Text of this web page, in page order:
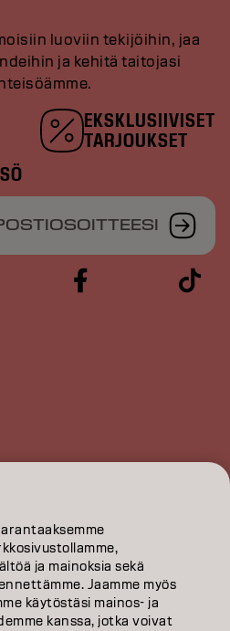
luoviin tekijöihin, jaa
ja kehitä taitojasi
EKSKLUSIIVISET
TARJOUKSET
ja mainoksia sekä
Jaamme myös
käytöstäsi mainos- ja
kanssa, jotka voivat